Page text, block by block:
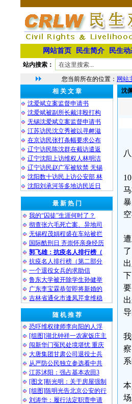
网站首页 民生简介 民生动
站内搜索：
您当前所在的位置： 网站
相 关 文 章
沈爱斌立案监督申请书
沈爱斌被副所长戴沣殴打构
无锡沈爱斌立案监督申请书
江苏访民沈立秀被以寻衅滋
在京访民张打条幅要求公布
辽宁访民陈沈群在截访遣返
辽宁沈阳上访维权人林明洁
辽宁访民赵广军被软禁 无锡
沈阳数十访民上访公安部 林
沈阳刘承河等多地访民近日
最 新 热 门
我的“囚徒”生涯何时了？
彻查张六毛死亡案、异地司
无锡程茂娟程盛在车站被拦
国际酷刑日 齐崇怀亲身经历
郭飞雄：抗疫名人排行榜（
抗疫名人排行榜（第二部分
一个退役女兵的求助信
鲁东大学被开除学生孙健举
广东李宝霖恭贺即将新婚的
吉林省通化市逢凤芹拿维稳
随 机 推 荐
恐吓维权律师李向阳的人浮
[组图]湖北钟祥一农家饭庄主
闯新华门冤民处境堪忧 重庆
大唐集团甘肃公司退役士兵
从严防公民独立参选看中共
江苏沭阳：强占基本农田3
[图文]靳光明：关于房屋强制
[组图]陈明光告北京公安的行
刘涛华：履行法定职责申请
沈